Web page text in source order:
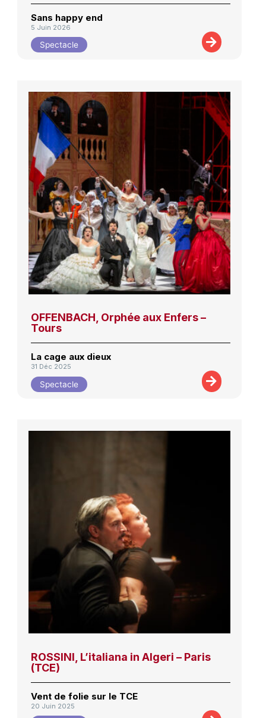
Sans happy end
5 Juin 2026
Spectacle
OFFENBACH, Orphée aux Enfers –
Tours
La cage aux dieux
31 Déc 2025
Spectacle
ROSSINI, L’italiana in Algeri – Paris
(TCE)
Vent de folie sur le TCE
20 Juin 2025